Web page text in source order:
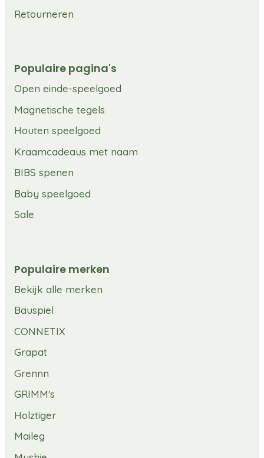
Retourneren
Populaire pagina's
Open einde-speelgoed
Magnetische tegels
Houten speelgoed
Kraamcadeaus met naam
BIBS spenen
Baby speelgoed
Sale
Populaire merken
Bekijk alle merken
Bauspiel
CONNETIX
Grapat
Grennn
GRIMM's
Holztiger
Maileg